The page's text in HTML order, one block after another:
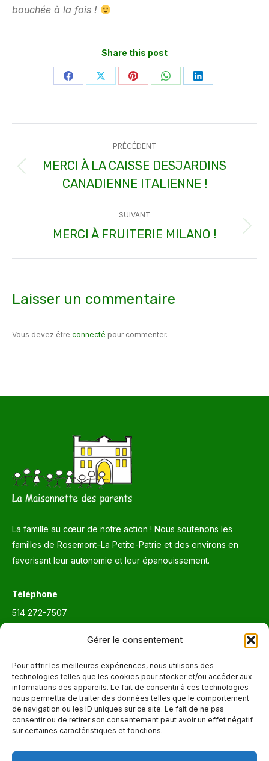
Gérer le consentement
Pour offrir les meilleures expériences, nous utilisons des
technologies telles que les cookies pour stocker et/ou accéder aux
informations des appareils. Le fait de consentir à ces technologies
nous permettra de traiter des données telles que le comportement
de navigation ou les ID uniques sur ce site. Le fait de ne pas
consentir ou de retirer son consentement peut avoir un effet négatif
sur certaines caractéristiques et fonctions.
bouchée à la fois !
Share this post
PartagerPartagerPartagerPartagerPartager
article
PRÉCÉDENT
Article
précédent
MERCI À LA CAISSE DESJARDINS
CANADIENNE ITALIENNE !
SUIVANT
Article
MERCI À FRUITERIE MILANO !
Laisser un commentaire
Vous devez être connecté pour commenter.
La famille au cœur de notre action ! Nous soutenons les
familles de Rosemont–La Petite-Patrie et des environs en
favorisant leur autonomie et leur épanouissement.
Téléphone
514 272-7507
Trouvez nous sur :
La
page
Facebook
Adresse